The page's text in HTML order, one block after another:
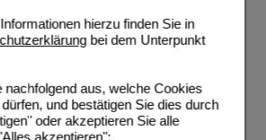
hierzu finden Sie in
bei dem Unterpunkt
nachfolgend aus, welche Cookies
und bestätigen Sie dies durch
oder akzeptieren Sie alle
akzeptieren":